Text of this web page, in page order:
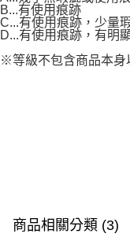
B...有使用痕跡
C...有使用痕跡，少量
D...有使用痕跡，有明
※等級不包含商品本
商品相關分類 (3)